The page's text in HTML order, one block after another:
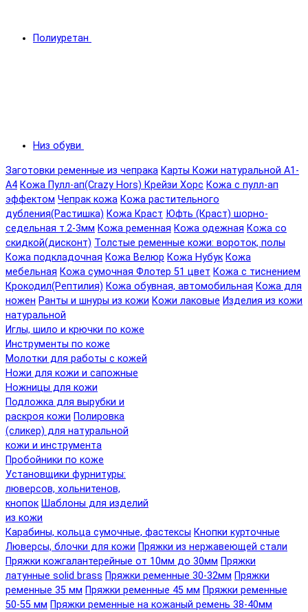
Полиуретан
Низ обуви
Заготовки ременные из чепрака Карты Кожи натуральной А1-
А4 Кожа Пулл-ап(Crazy Hors) Крейзи Хорс Кожа с пулл-ап
эффектом Чепрак кожа Кожа растительного
дубления(Растишка) Кожа Краст Юфть (Краст) шорно-
седельная т.2-3мм Кожа ременная Кожа одежная Кожа со
скидкой(дисконт) Толстые ременные кожи: вороток, полы
Кожа подкладочная Кожа Велюр Кожа Нубук Кожа
мебельная Кожа сумочная Флотер 51 цвет Кожа с тиснением
Крокодил(Рептилия) Кожа обувная, автомобильная Кожа для
ножен Ранты и шнуры из кожи Кожи лаковые Изделия из кожи
натуральной
Иглы, шило и крючки по коже
Инструменты по коже
Молотки для работы с кожей
Ножи для кожи и сапожные
Ножницы для кожи
Подложка для вырубки и
раскроя кожи Полировка
(сликер) для натуральной
кожи и инструмента
Пробойники по коже
Установщики фурнитуры:
люверсов, хольнитенов,
кнопок Шаблоны для изделий
из кожи
Карабины, кольца сумочные, фастексы Кнопки курточные
Люверсы, блочки для кожи Пряжки из нержавеющей стали
Пряжки кожгалантерейные от 10мм до 30мм Пряжки
латунные solid brass Пряжки ременные 30-32мм Пряжки
ременные 35 мм Пряжки ременные 45 мм Пряжки ременные
50-55 мм Пряжки ременные на кожаный ремень 38-40мм